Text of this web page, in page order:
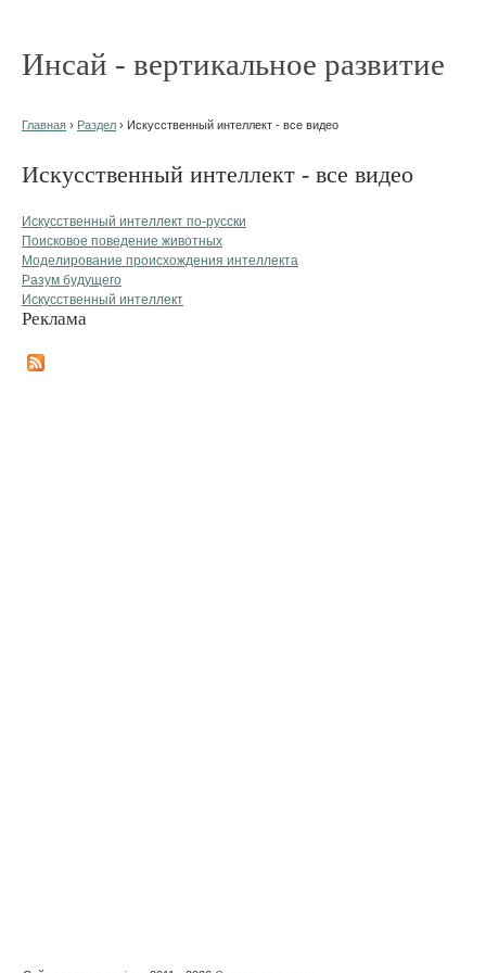
Инсай - вертикальное развитие
Главная › Раздел › Искусственный интеллект - все видео
Искусственный интеллект - все видео
Искусственный интеллект по-русски
Поисковое поведение животных
Моделирование происхождения интеллекта
Разум будущего
Искусственный интеллект
Реклама